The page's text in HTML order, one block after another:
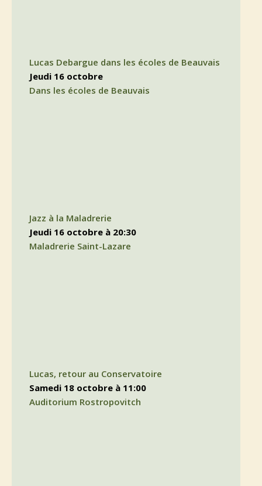
Lucas Debargue dans les écoles de Beauvais
jeudi 16 octobre
Dans les écoles de Beauvais
Jazz à la Maladrerie
jeudi 16 octobre à 20:30
Maladrerie Saint-Lazare
Lucas, retour au Conservatoire
samedi 18 octobre à 11:00
Auditorium Rostropovitch